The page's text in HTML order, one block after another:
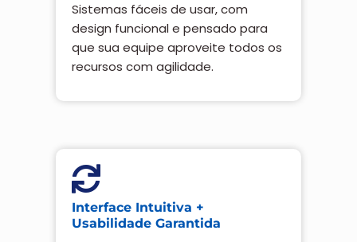
Sistemas fáceis de usar, com
design funcional e pensado para
que sua equipe aproveite todos os
recursos com agilidade.
Interface Intuitiva +
Usabilidade Garantida